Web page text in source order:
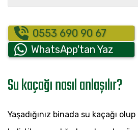
0553 690 90 67
WhatsApp'tan Yaz
Su kaçağı nasıl anlaşılır?
Yaşadığınız binada su kaçağı olup